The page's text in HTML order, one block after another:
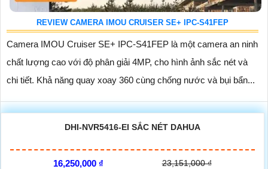
REVIEW CAMERA IMOU CRUISER SE+ IPC-S41FEP
Camera IMOU Cruiser SE+ IPC-S41FEP là một camera an ninh
chất lượng cao với độ phân giải 4MP, cho hình ảnh sắc nét và
chi tiết. Khả năng quay xoay 360 cùng chống nước và bụi bẩn...
DHI-NVR5416-EI SẮC NÉT DAHUA
16,250,000 ₫ 23,151,000 ₫